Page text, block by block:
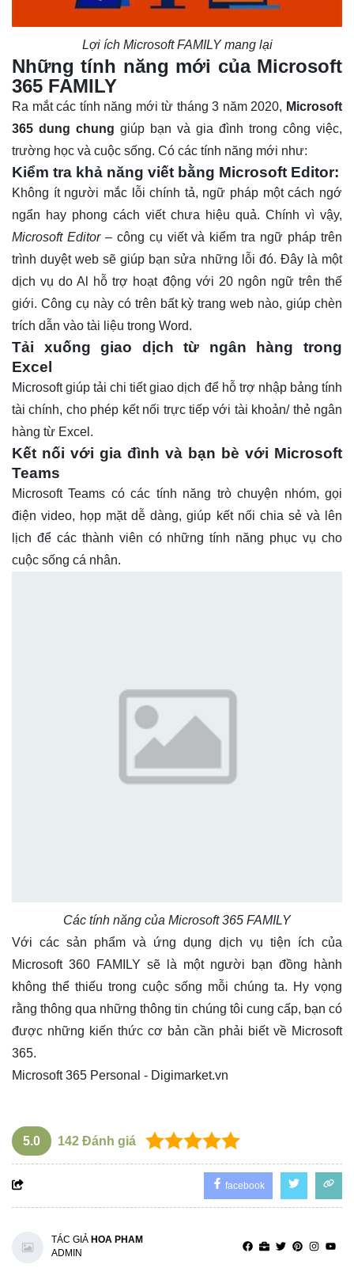
Lợi ích Microsoft FAMILY mang lại
Những tính năng mới của Microsoft
365 FAMILY
Ra mắt các tính năng mới từ tháng 3 năm 2020, Microsoft
365 dung chung giúp bạn và gia đình trong công việc,
trường học và cuộc sống. Có các tính năng mới như:
Kiểm tra khả năng viết bằng Microsoft Editor:
Không ít người mắc lỗi chính tả, ngữ pháp một cách ngớ
ngẩn hay phong cách viết chưa hiệu quả. Chính vì vậy,
Microsoft Editor –công cụ viết và kiểm tra ngữ pháp trên
trình duyệt web sẽ giúp bạn sửa những lỗi đó. Đây là một
dịch vụ do Al hỗ trợ hoạt động với 20 ngôn ngữ trên thế
giới. Công cụ này có trên bất kỳ trang web nào, giúp chèn
trích dẫn vào tài liệu trong Word.
Tải xuống giao dịch từ ngân hàng trong
Excel
Microsoft giúp tải chi tiết giao dịch để hỗ trợ nhập bảng tính
tài chính, cho phép kết nối trực tiếp với tài khoản/ thẻ ngân
hàng từ Excel.
Kết nối với gia đình và bạn bè với Microsoft
Teams
Microsoft Teams có các tính năng trò chuyện nhóm, gọi
điện video, họp mặt dễ dàng, giúp kết nối chia sẻ và lên
lịch để các thành viên có những tính năng phục vụ cho
cuộc sống cá nhân.
Các tính năng của Microsoft 365 FAMILY
Với các sản phẩm và ứng dụng dịch vụ tiện ích của
Microsoft 360 FAMILY sẽ là một người bạn đồng hành
không thể thiếu trong cuộc sống mỗi chúng ta. Hy vọng
rằng thông qua những thông tin chúng tôi cung cấp, bạn có
được những kiến thức cơ bản cần phải biết về Microsoft
365.
Microsoft 365 Personal - Digimarket.vn
5.0 142 Đánh giá
facebook
TÁC GIẢ HOA PHAM
ADMIN